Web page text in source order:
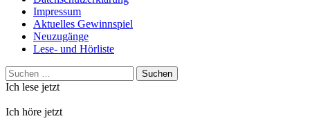
Impressum
Aktuelles Gewinnspiel
Neuzugänge
Lese- und Hörliste
Suchen
nach:
Ich lese jetzt
Ich höre jetzt